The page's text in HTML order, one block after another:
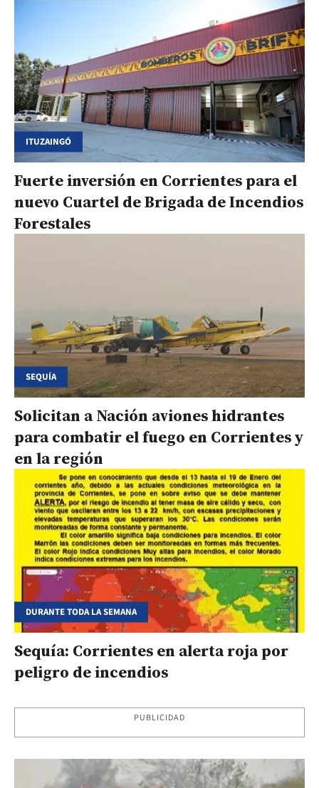
ITUZAINGÓ
Fuerte inversión en Corrientes para el
nuevo Cuartel de Brigada de Incendios
Forestales
SEQUÍA
Solicitan a Nación aviones hidrantes
para combatir el fuego en Corrientes y
en la región
DURANTE TODA LA SEMANA
Sequía: Corrientes en alerta roja por
peligro de incendios
PUBLICIDAD